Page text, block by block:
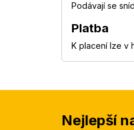
Podávají se
Platba
K placení lze v
Nejlepší